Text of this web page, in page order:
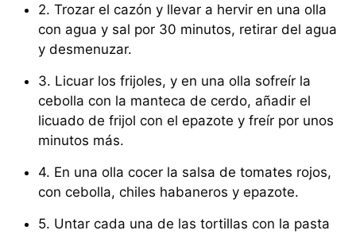
2. Trozar el cazón y llevar a hervir en una olla
con agua y sal por 30 minutos, retirar del agua
y desmenuzar.
3. Licuar los frijoles, y en una olla sofreír la
cebolla con la manteca de cerdo, añadir el
licuado de frijol con el epazote y freír por unos
minutos más.
4. En una olla cocer la salsa de tomates rojos,
con cebolla, chiles habaneros y epazote.
5. Untar cada una de las tortillas con la pasta